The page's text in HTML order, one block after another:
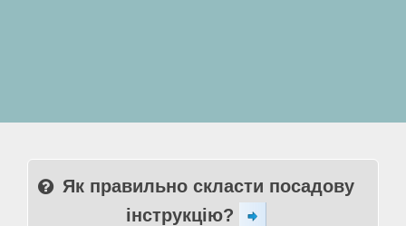
Як правильно скласти посадову
інструкцію?